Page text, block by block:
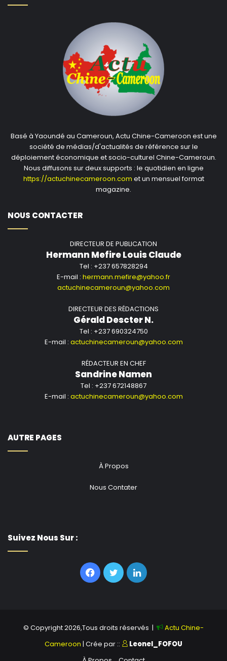
Basé à Yaoundé au Cameroun, Actu Chine-Cameroon est une
société de médias/d'actualités de référence sur le
déploiement économique et socio-culturel Chine-Cameroun.
Nous diffusons sur deux supports : le quotidien en ligne
https://actuchinecameroon.com et un mensuel format
magazine.
NOUS CONTACTER
DIRECTEUR DE PUBLICATION
Hermann Mefire Louis Claude
Tel : +237 657828294
E-mail : hermann.mefire@yahoo.fr
actuchinecameroun@yahoo.com
DIRECTEUR DES RÉDACTIONS
Gérald Descter N.
Tel : +237 690324750
E-mail : actuchinecameroun@yahoo.com
RÉDACTEUR EN CHEF
Sandrine Namen
Tel : +237 672148867
E-mail : actuchinecameroun@yahoo.com
AUTRE PAGES
À Propos
Nous Contater
Suivez Nous Sur :
Facebook
TwitterLinkedin
© Copyright 2026,Tous droits réservés |
Actu Chine-
Cameroon | Crée par ::
Leonel_FOFOU